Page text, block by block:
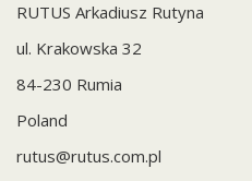
RUTUS Arkadiusz Rutyna
ul. Krakowska 32
84-230 Rumia
Poland
rutus@rutus.com.pl